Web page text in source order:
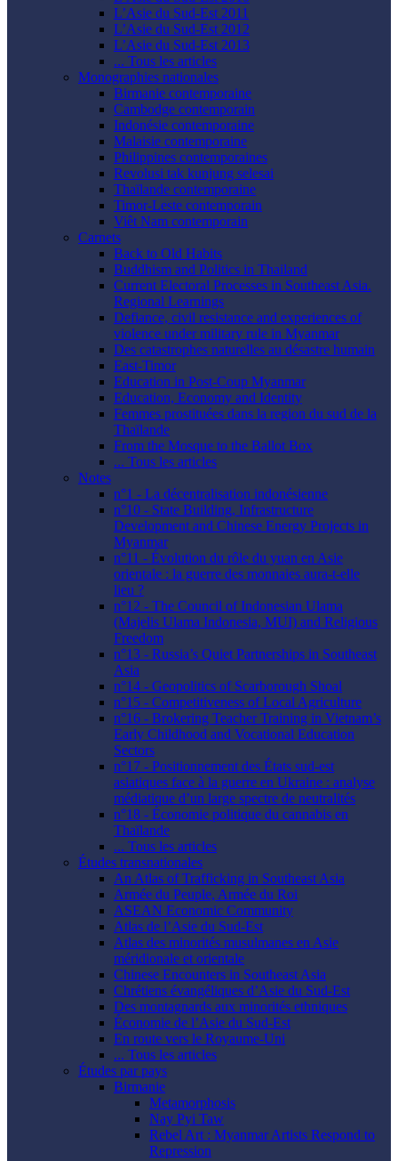
L’Asie du Sud-Est 2011
L’Asie du Sud-Est 2012
L’Asie du Sud-Est 2013
... Tous les articles
Monographies nationales
Birmanie contemporaine
Cambodge contemporain
Indonésie contemporaine
Malaisie contemporaine
Philippines contemporaines
Revolusi tak kunjung selesai
Thaïlande contemporaine
Timor-Leste contemporain
Viêt Nam contemporain
Carnets
Back to Old Habits
Buddhism and Politics in Thailand
Current Electoral Processes in Southeast Asia.
Regional Learnings
Defiance, civil resistance and experiences of
violence under military rule in Myanmar
Des catastrophes naturelles au désastre humain
East-Timor
Education in Post-Coup Myanmar
Education, Economy and Identity
Femmes prostituées dans la region du sud de la
Thaïlande
From the Mosque to the Ballot Box
... Tous les articles
Notes
n°1 - La décentralisation indonésienne
n°10 - State Building, Infrastructure
Development and Chinese Energy Projects in
Myanmar
n°11 - Évolution du rôle du yuan en Asie
orientale : la guerre des monnaies aura-t-elle
lieu ?
n°12 - The Council of Indonesian Ulama
(Majelis Ulama Indonesia, MUI) and Religious
Freedom
n°13 - Russia’s Quiet Partnerships in Southeast
Asia
n°14 - Geopolitics of Scarborough Shoal
n°15 - Competitiveness of Local Agriculture
n°16 - Brokering Teacher Training in Vietnam’s
Early Childhood and Vocational Education
Sectors
n°17 - Positionnement des États sud-est
asiatiques face à la guerre en Ukraine : analyse
médiatique d’un large spectre de neutralités
n°18 - Économie politique du cannabis en
Thaïlande
... Tous les articles
Études transnationales
An Atlas of Trafficking in Southeast Asia
Armée du Peuple, Armée du Roi
ASEAN Economic Community
Atlas de l’Asie du Sud-Est
Atlas des minorités musulmanes en Asie
méridionale et orientale
Chinese Encounters in Southeast Asia
Chrétiens évangéliques d’Asie du Sud-Est
Des montagnards aux minorités ethniques
Économie de l’Asie du Sud-Est
En route vers le Royaume-Uni
... Tous les articles
Études par pays
Birmanie
Metamorphosis
Nay Pyi Taw
Rebel Art : Myanmar Artists Respond to
Repression